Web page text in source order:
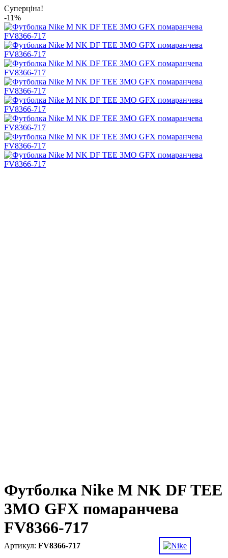
Суперціна!
-11%
Футболка Nike M NK DF TEE
3MO GFX помаранчева
FV8366-717
FV8366-717